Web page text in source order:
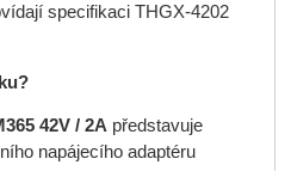
specifikaci THGX-4202
42V / 2Apředstavuje
napájecího adaptéru